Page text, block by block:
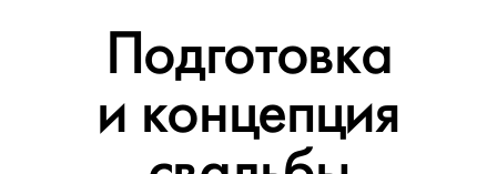
Подготовка
и концепция